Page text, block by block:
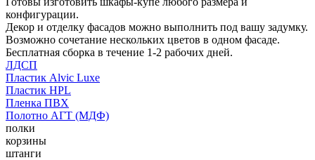
конфигурации.
Декор и отделку фасадов можно выполнить под вашу задумку.
Возможно сочетание нескольких цветов в одном фасаде.
Бесплатная сборка в течение 1-2 рабочих дней.
ЛДСП
Пластик Alvic Luxe
Пластик HPL
Пленка ПВХ
Полотно АГТ (МДФ)
полки
корзины
штанги